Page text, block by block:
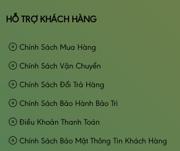
HỖ TRỢ KHÁCH HÀNG
Chính Sách Mua Hàng
Chính Sách Vận Chuyển
Chính Sách Đổi Trả Hàng
Chính Sách Bảo Hành Bảo Trì
Điều Khoản Thanh Toán
Chính Sách Bảo Mật Thông Tin Khách Hàng